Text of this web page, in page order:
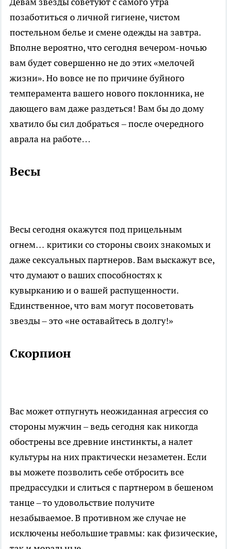
позаботиться о личной гигиене, чистом
постельном белье и смене одежды на завтра.
Вполне вероятно, что сегодня вечером-ночью
вам будет совершенно не до этих «мелочей
жизни». Но вовсе не по причине буйного
темперамента вашего нового поклонника, не
дающего вам даже раздеться! Вам бы до дому
хватило бы сил добраться – после очередного
аврала на работе…
Весы
Весы сегодня окажутся под прицельным
огнем… критики со стороны своих знакомых и
даже сексуальных партнеров. Вам выскажут все,
что думают о ваших способностях к
кувырканию и о вашей распущенности.
Единственное, что вам могут посоветовать
звезды – это «не оставайтесь в долгу!»
Скорпион
Вас может отпугнуть неожиданная агрессия со
стороны мужчин – ведь сегодня как никогда
обострены все древние инстинкты, а налет
культуры на них практически незаметен. Если
вы можете позволить себе отбросить все
предрассудки и слиться с партнером в бешеном
танце – то удовольствие получите
незабываемое. В противном же случае не
исключены небольшие травмы: как физические,